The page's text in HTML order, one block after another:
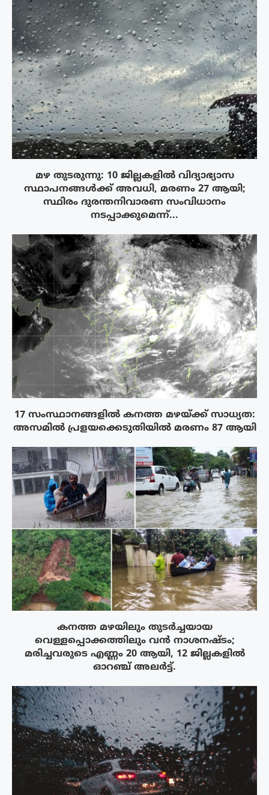
മഴ തുടരുന്നു: 10 ജില്ലകളിൽ വിദ്യാഭ്യാസ
സ്ഥാപനങ്ങൾക്ക് അവധി, മരണം 27 ആയി;
സ്ഥിരം ദുരന്തനിവാരണ സംവിധാനം
നടപ്പാക്കുമെന്ന്...
17 സംസ്ഥാനങ്ങളിൽ കനത്ത മഴയ്ക്ക് സാധ്യത:
അസമിൽ പ്രളയക്കെടുതിയിൽ മരണം 87 ആയി
കനത്ത മഴയിലും തുടർച്ചയായ
വെള്ളപ്പൊക്കത്തിലും വൻ നാശനഷ്ടം;
മരിച്ചവരുടെ എണ്ണം 20 ആയി, 12 ജില്ലകളിൽ
ഓറഞ്ച് അലർട്ട്.